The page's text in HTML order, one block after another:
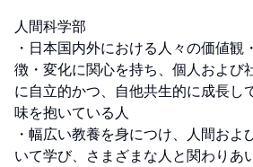
人間科学部
・日本国内外における人々の価値観
徴・変化に関心を持ち、個人および
に自立的かつ、自他共生的に成長し
味を抱いている人
・幅広い教養を身につけ、人間およ
いて学び、さまざまな人と関わりあ